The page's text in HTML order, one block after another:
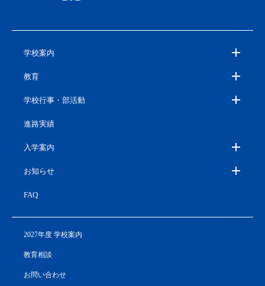
学校案内
教育
学校行事・部活動
進路実績
入学案内
お知らせ
FAQ
2027年度 学校案内
教育相談
お問い合わせ